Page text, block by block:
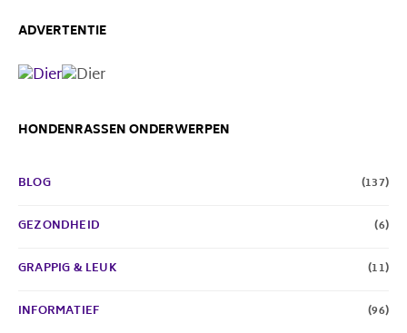
ADVERTENTIE
HONDENRASSEN ONDERWERPEN
BLOG (137)
GEZONDHEID (6)
GRAPPIG & LEUK (11)
INFORMATIEF (96)